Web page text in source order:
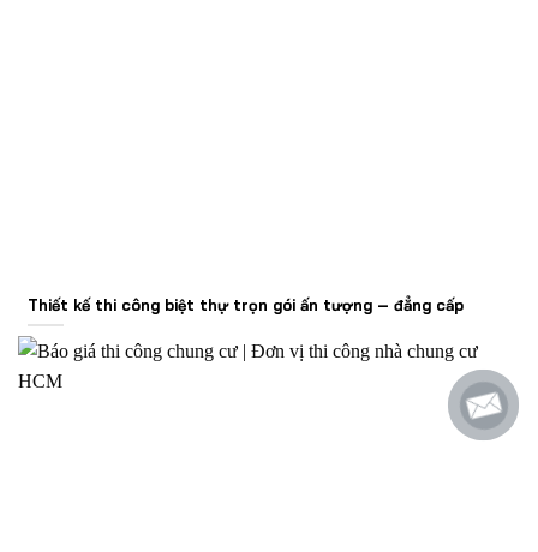
Thiết kế thi công biệt thự trọn gói ấn tượng – đẳng cấp